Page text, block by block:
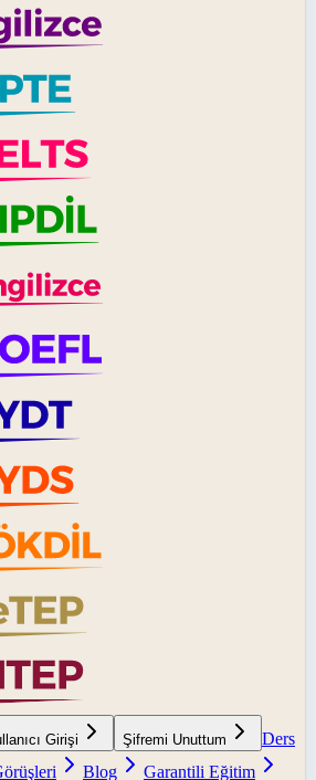
Girişi Şifremi Unuttum
Ders
Blog
Garantili Eğitim